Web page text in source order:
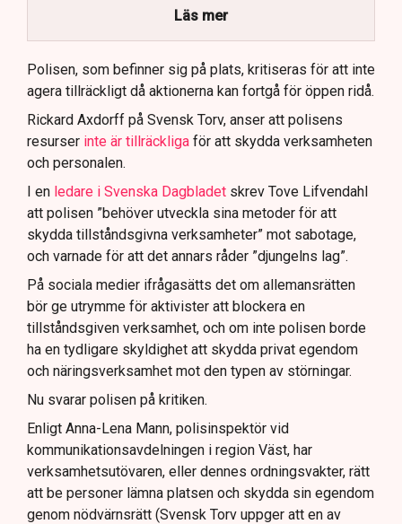
brottsmisstankar kopplade.
Polisen använder drönare och uniformerad polis
för att dokumentera bevis.
Samtidigt är polisarbetet komplext när det gäller
att navigera juridiska rättigheter och gränser.
Läs mer
Polisen, som befinner sig på plats, kritiseras för att inte
agera tillräckligt då aktionerna kan fortgå för öppen ridå.
Rickard Axdorff på Svensk Torv, anser att polisens
resurser inte är tillräckliga för att skydda verksamheten
och personalen.
I en ledare i Svenska Dagbladet skrev Tove Lifvendahl
att polisen ”behöver utveckla sina metoder för att
skydda tillståndsgivna verksamheter” mot sabotage,
och varnade för att det annars råder ”djungelns lag”.
På sociala medier ifrågasätts det om allemansrätten
bör ge utrymme för aktivister att blockera en
tillståndsgiven verksamhet, och om inte polisen borde
ha en tydligare skyldighet att skydda privat egendom
och näringsverksamhet mot den typen av störningar.
Nu svarar polisen på kritiken.
Enligt Anna-Lena Mann, polisinspektör vid
kommunikationsavdelningen i region Väst, har
verksamhetsutövaren, eller dennes ordningsvakter, rätt
att be personer lämna platsen och skydda sin egendom
genom nödvärnsrätt (Svensk Torv uppger att en av